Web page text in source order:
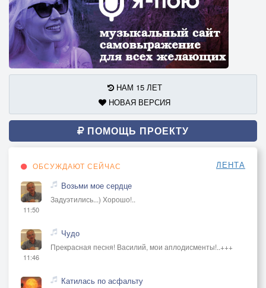
НАМ 15 ЛЕТ
НОВАЯ ВЕРСИЯ
ПОМОЩЬ ПРОЕКТУ
ОБСУЖДАЮТ СЕЙЧАС ЛЕНТА
11:50
Возьми мое сердце
Задуэтились...) Хорошо!..
11:46
Чудо
Прекрасная песня! Василий, мои аплодисменты!..+++
Катилась по асфальту